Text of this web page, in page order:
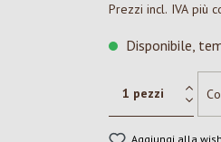
Prezzi incl. IVA più
Disponibile,
Aggiungi alla